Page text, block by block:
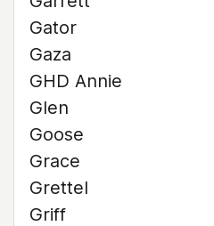
Gator
Gaza
GHD Annie
Glen
Goose
Grace
Grettel
Griff